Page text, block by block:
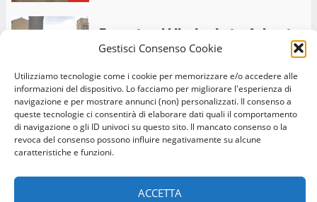
Gestisci Consenso Cookie
Utilizziamo tecnologie come i cookie per memorizzare e/o accedere alle
informazioni del dispositivo. Lo facciamo per migliorare l'esperienza di
navigazione e per mostrare annunci (non) personalizzati. Il consenso a
queste tecnologie ci consentirà di elaborare dati quali il comportamento
di navigazione o gli ID univoci su questo sito. Il mancato consenso o la
revoca del consenso possono influire negativamente su alcune
caratteristiche e funzioni.
ACCETTA
6
Trasporto pubblico locale, trasferimento
capolinea al terminal Riello dal 15 al 17
15 Giugno 2023
7
Giochi Sportivi Studenteschi di Atletica a
Viterbo
Home Privacy Policy Cookie Policy Contatti